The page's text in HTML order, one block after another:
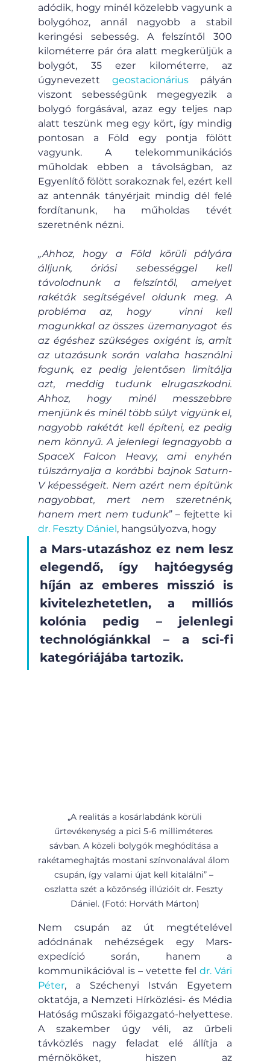
adódik, hogy minél közelebb vagyunk a
bolygóhoz, annál nagyobb a stabil
keringési sebesség. A felszíntől 300
kilométerre pár óra alatt megkerüljük a
bolygót, 35 ezer kilométerre, az
úgynevezett geostacionárius pályán
viszont sebességünk megegyezik a
bolygó forgásával, azaz egy teljes nap
alatt teszünk meg egy kört, így mindig
pontosan a Föld egy pontja fölött
vagyunk. A telekommunikációs
műholdak ebben a távolságban, az
Egyenlítő fölött sorakoznak fel, ezért kell
az antennák tányérjait mindig dél felé
fordítanunk, ha műholdas tévét
szeretnénk nézni.
„Ahhoz, hogy a Föld körüli pályára
álljunk, óriási sebességgel kell
távolodnunk a felszíntől, amelyet
rakéták segítségével oldunk meg. A
probléma az, hogy  vinni kell
magunkkal az összes üzemanyagot és
az égéshez szükséges oxigént is, amit
az utazásunk során valaha használni
fogunk, ez pedig jelentősen limitálja
azt, meddig tudunk elrugaszkodni.
Ahhoz, hogy minél messzebbre
menjünk és minél több súlyt vigyünk el,
nagyobb rakétát kell építeni, ez pedig
nem könnyű. A jelenlegi legnagyobb a
SpaceX Falcon Heavy, ami enyhén
túlszárnyalja a korábbi bajnok Saturn-
V képességeit. Nem azért nem építünk
nagyobbat, mert nem szeretnénk,
hanem mert nem tudunk”
dr. Feszty Dániel , hangsúlyozva, hogy
a Mars-utazáshoz ez nem lesz
elegendő, így hajtóegység
híján az emberes misszió is
kivitelezhetetlen, a milliós
kolónia pedig – jelenlegi
technológiánkkal – a sci-fi
kategóriájába tartozik.
„A realitás a kosárlabdánk körüli
űrtevékenység a pici 5-6 milliméteres
sávban. A közeli bolygók meghódítása a
rakétameghajtás mostani színvonalával álom
csupán, így valami újat kell kitalálni” –
oszlatta szét a közönség illúzióit dr. Feszty
Dániel. (Fotó: Horváth Márton)
Nem csupán az út megtételével
adódnának nehézségek egy Mars-
expedíció során, hanem a
kommunikációval is – vetette fel dr. Vári
Péter, a Széchenyi István Egyetem
oktatója, a Nemzeti Hírközlési- és Média
Hatóság műszaki főigazgató-helyettese.
A szakember úgy véli, az űrbeli
távközlés nagy feladat elé állítja a
mérnököket, hiszen az